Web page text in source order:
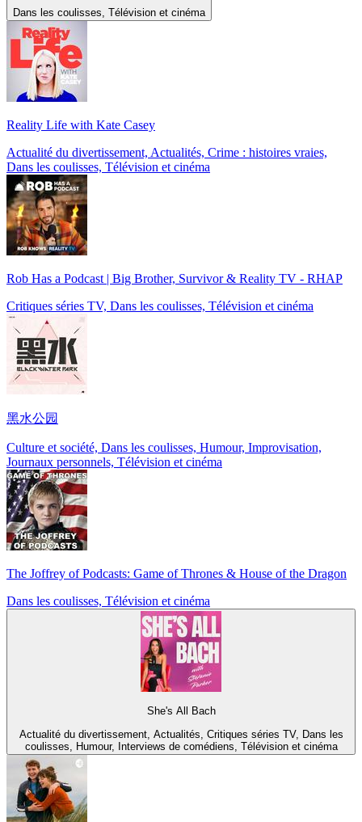
Dans les coulisses, Télévision et cinéma
Reality Life with Kate Casey
Actualité du divertissement, Actualités, Crime : histoires vraies,
Dans les coulisses, Télévision et cinéma
Rob Has a Podcast | Big Brother, Survivor & Reality TV - RHAP
Critiques séries TV, Dans les coulisses, Télévision et cinéma
黑水公园
Culture et société, Dans les coulisses, Humour, Improvisation,
Journaux personnels, Télévision et cinéma
The Joffrey of Podcasts: Game of Thrones & House of the Dragon
Dans les coulisses, Télévision et cinéma
She's All Bach
Actualité du divertissement, Actualités, Critiques séries TV, Dans les
coulisses, Humour, Interviews de comédiens, Télévision et cinéma